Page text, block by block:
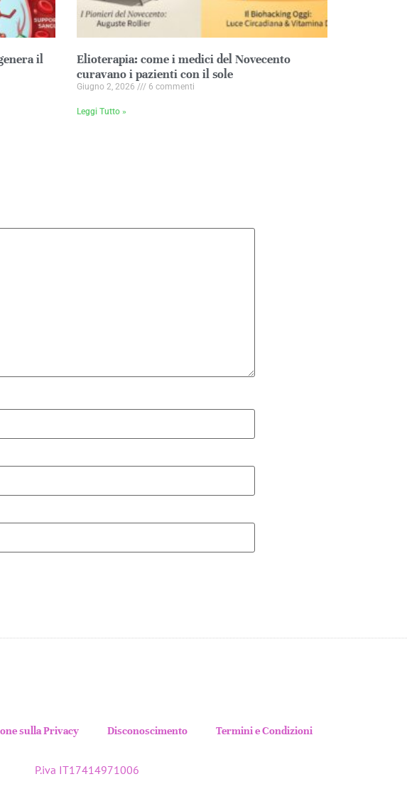
il
Elioterapia: come i medici del Novecento
curavano i pazienti con il sole
Giugno 2, 2026 6 commenti
Leggi Tutto »
sulla Privacy Disconoscimento Termini e Condizioni
P.iva IT17414971006